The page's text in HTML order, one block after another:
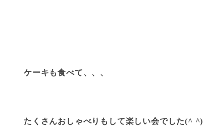
ケーキも食べて、、、
たくさんおしゃべりもして楽しい会でした(^ ^)